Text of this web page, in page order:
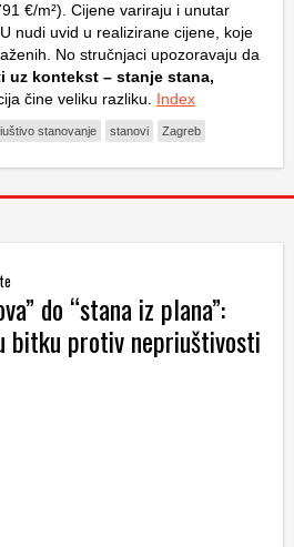
€/m²). Cijene variraju i unutar
nudi uvid u realizirane cijene, koje
No stručnjaci upozoravaju da
uz kontekst – stanje stana,
čine veliku razliku. Index
stanovanje stanovi Zagreb
do “stana iz plana”:
bitku protiv nepriuštivosti